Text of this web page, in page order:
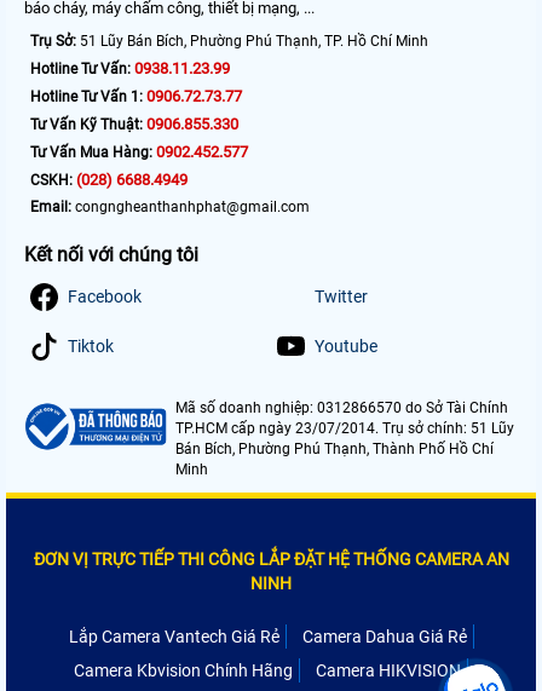
báo cháy, máy chấm công, thiết bị mạng, ...
Trụ Sở: 51 Lũy Bán Bích, Phường Phú Thạnh, TP. Hồ Chí Minh
Hotline Tư Vấn: 0938.11.23.99
Hotline Tư Vấn 1: 0906.72.73.77
Tư Vấn Kỹ Thuật: 0906.855.330
Tư Vấn Mua Hàng: 0902.452.577
CSKH: (028) 6688.4949
Email: congngheanthanhphat@gmail.com
Kết nối với chúng tôi
Facebook Twitter
Tiktok Youtube
Mã số doanh nghiệp: 0312866570 do Sở Tài Chính
TP.HCM cấp ngày 23/07/2014. Trụ sở chính: 51 Lũy
Bán Bích, Phường Phú Thạnh, Thành Phố Hồ Chí
Minh
ĐƠN VỊ TRỰC TIẾP THI CÔNG LẮP ĐẶT HỆ THỐNG CAMERA AN
NINH
Lắp Camera Vantech Giá Rẻ
Camera Dahua Giá Rẻ
Camera Kbvision Chính Hãng
Camera HIKVISION